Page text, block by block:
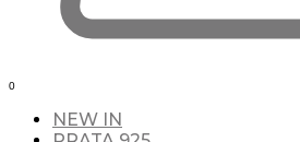
0
NEW IN